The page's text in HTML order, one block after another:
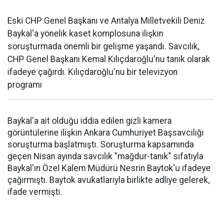
Eski CHP Genel Başkanı ve Antalya Milletvekili Deniz
Baykal'a yönelik kaset komplosuna ilişkin
soruşturmada önemli bir gelişme yaşandı. Savcılık,
CHP Genel Başkanı Kemal Kılıçdaroğlu'nu tanık olarak
ifadeye çağırdı. Kılıçdaroğlu'nu bir televizyon
programı
Baykal'a ait olduğu iddia edilen gizli kamera
görüntülerine ilişkin Ankara Cumhuriyet Başsavcılığı
soruşturma başlatmıştı. Soruşturma kapsamında
geçen Nisan ayında savcılık "mağdur-tanık" sıfatıyla
Baykal'ın Özel Kalem Müdürü Nesrin Baytok'u ifadeye
çağırmıştı. Baytok avukatlarıyla birlikte adliye gelerek,
ifade vermişti.